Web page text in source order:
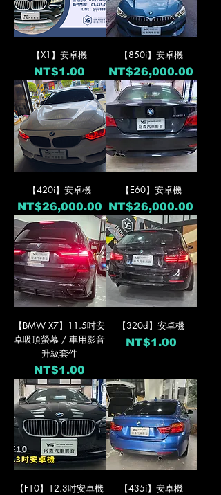
【X1】安卓機
價格
NT$1.00
【850i】安卓機
價格
NT$26,000.00
【420i】安卓機
價格
NT$26,000.00
【E60】安卓機
價格
NT$26,000.00
【BMW X7】11.5吋安
卓吸頂螢幕 / 車用影音
升級套件
價格
NT$1.00
【320d】安卓機
價格
NT$1.00
【F10】12.3吋安卓機 【435i】安卓機